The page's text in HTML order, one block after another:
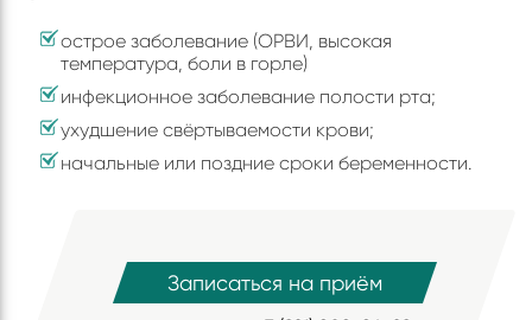
острое заболевание (ОРВИ, высокая
температура, боли в горле)
инфекционное заболевание полости рта;
ухудшение свёртываемости крови;
начальные или поздние сроки беременности.
Записаться на приём